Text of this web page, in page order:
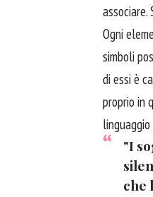
Ogni
simboli
di essi è
proprio in
"I
che